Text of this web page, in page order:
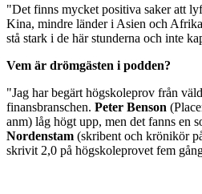
"Det finns mycket positiva saker att
Kina, mindre länder i Asien och
stå stark i de här stunderna och inte
Vem är drömgästen i podden?
"Jag har begärt högskoleprov från
finansbranschen. Peter Benson
anm) låg högt upp, men det fanns en
Nordenstam (skribent och krönikör
skrivit 2,0 på högskoleprovet fem